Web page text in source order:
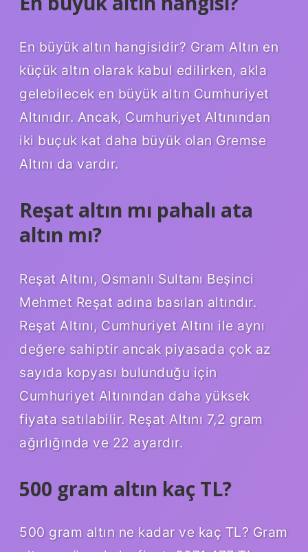
En büyük altın hangisidir? Gram Altın en
küçük altın olarak kabul edilirken, akla
gelebilecek en büyük altın Cumhuriyet
Altınıdır. Ancak, Cumhuriyet Altınından
iki buçuk kat daha büyük olan Gremse
Altını da vardır.
Reşat altın mı pahalı ata
altın mı?
Reşat Altını, Osmanlı Sultanı Beşinci
Mehmet Reşat adına basılan altındır.
Reşat Altını, Cumhuriyet Altını ile aynı
değere sahiptir ancak piyasada çok az
sayıda kopyası bulunduğu için
Cumhuriyet Altınından daha yüksek
fiyata satılabilir. Reşat Altını 7,2 gram
ağırlığında ve 22 ayardır.
500 gram altın kaç TL?
500 gram altın ne kadar ve kaç TL? Gram